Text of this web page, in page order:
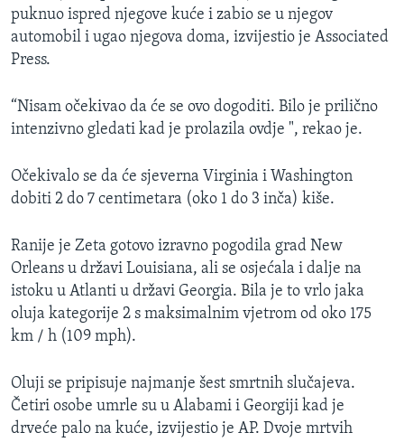
puknuo ispred njegove kuće i zabio se u njegov
automobil i ugao njegova doma, izvijestio je Associated
Press.
“Nisam očekivao da će se ovo dogoditi. Bilo je prilično
intenzivno gledati kad je prolazila ovdje ", rekao je.
Očekivalo se da će sjeverna Virginia i Washington
dobiti 2 do 7 centimetara (oko 1 do 3 inča) kiše.
Ranije je Zeta gotovo izravno pogodila grad New
Orleans u državi Louisiana, ali se osjećala i dalje na
istoku u Atlanti u državi Georgia. Bila je to vrlo jaka
oluja kategorije 2 s maksimalnim vjetrom od oko 175
km / h (109 mph).
Oluji se pripisuje najmanje šest smrtnih slučajeva.
Četiri osobe umrle su u Alabami i Georgiji kad je
drveće palo na kuće, izvijestio je AP. Dvoje mrtvih